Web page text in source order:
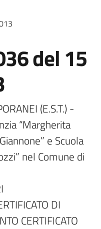
del 15
(E.S.T.) -
“Margherita
e Scuola
nel Comune di
DI
CERTIFICATO